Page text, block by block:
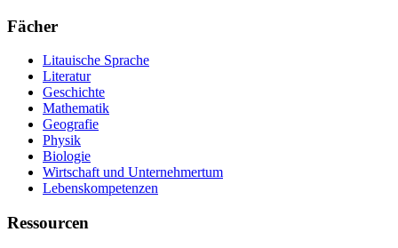
Fächer
Litauische Sprache
Literatur
Geschichte
Mathematik
Geografie
Physik
Biologie
Wirtschaft und Unternehmertum
Lebenskompetenzen
Ressourcen